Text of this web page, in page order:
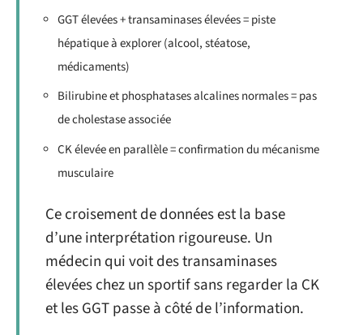
GGT élevées + transaminases élevées = piste
hépatique à explorer (alcool, stéatose,
médicaments)
Bilirubine et phosphatases alcalines normales = pas
de cholestase associée
CK élevée en parallèle = confirmation du mécanisme
musculaire
Ce croisement de données est la base
d’une interprétation rigoureuse. Un
médecin qui voit des transaminases
élevées chez un sportif sans regarder la CK
et les GGT passe à côté de l’information.